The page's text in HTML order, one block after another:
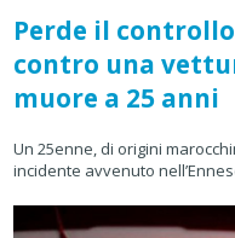
Perde il
contro una
muore a 25 anni
Un 25enne, di origini
incidente avvenuto